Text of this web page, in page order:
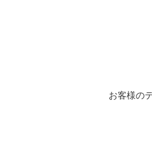
お客様の